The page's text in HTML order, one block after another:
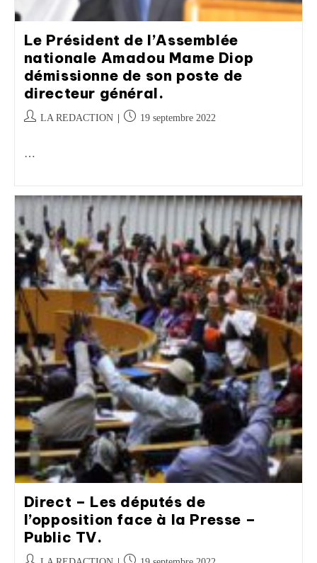
Le Président de l’Assemblée
nationale Amadou Mame Diop
démissionne de son poste de
directeur général.
LA REDACTION 19 septembre 2022
…
Direct – Les députés de
l’opposition face à la Presse –
Public TV.